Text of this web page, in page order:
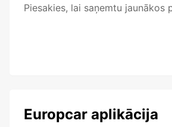
Piesakies, lai saņemtu jaunākos
Europcar aplikācija